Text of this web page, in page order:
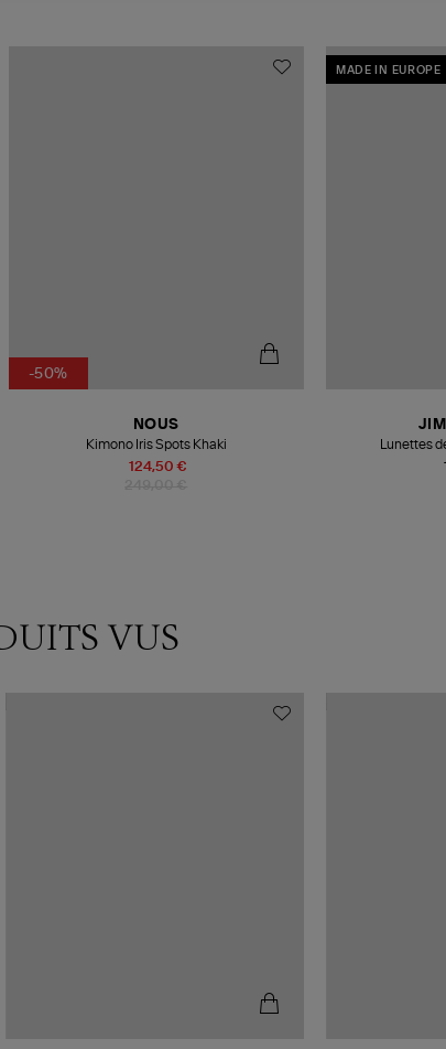
-50%
124,50 €
NOUS
Kimono Iris Spots Khaki
MADE IN EUROPE
Lunettes
VUS